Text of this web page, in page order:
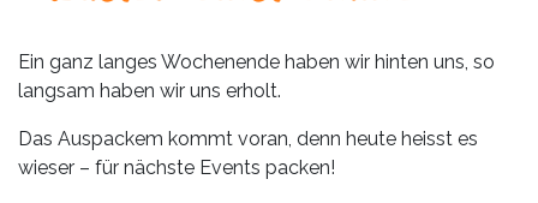
Über
uns
Fotos,
Events
Ein ganz langes Wochenende haben wir hinten uns, so
langsam haben wir uns erholt.
Das Auspackem kommt voran, denn heute heisst es
wieser – für nächste Events packen!